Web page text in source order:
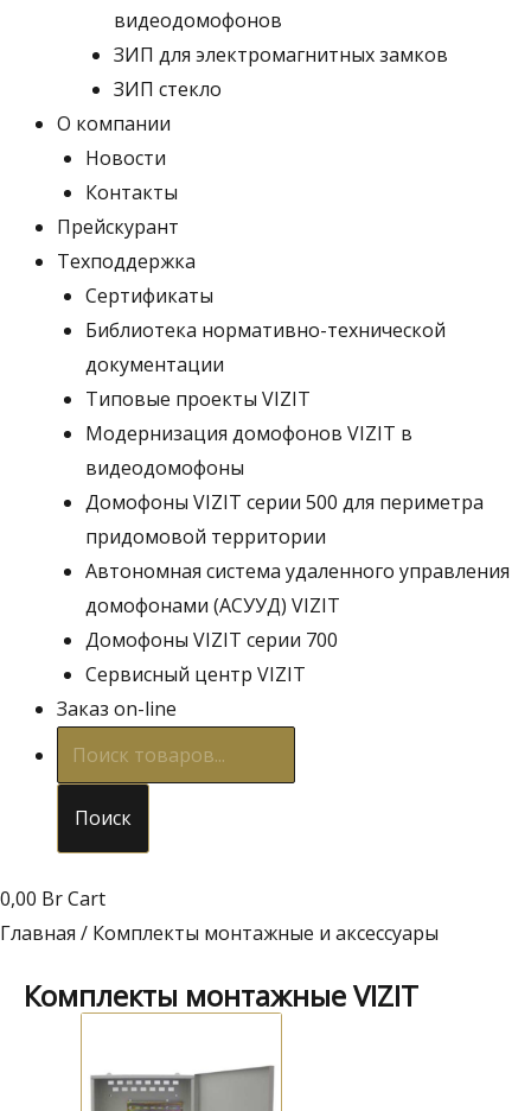
видеодомофонов
ЗИП для электромагнитных замков
ЗИП стекло
О компании
Новости
Контакты
Прейскурант
Техподдержка
Сертификаты
Библиотека нормативно-технической
документации
Типовые проекты VIZIT
Модернизация домофонов VIZIT в
видеодомофоны
Домофоны VIZIT серии 500 для периметра
придомовой территории
Автономная система удаленного управления
домофонами (АСУУД) VIZIT
Домофоны VIZIT серии 700
Сервисный центр VIZIT
Заказ on-line
Поиск
товаров
Поиск
0,00 BrCart
Главная / Комплекты монтажные и аксессуары
Комплекты монтажные VIZIT